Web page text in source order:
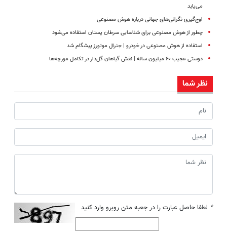
می‌یابد
اوج‌گیری نگرانی‌های جهانی درباره هوش ‌مصنوعی
چطور از هوش مصنوعی برای شناسایی سرطان پستان استفاده می‌شود
استفاده از هوش مصنوعی در خودرو | جنرال موتورز پیشگام شد
دوستی عجیب ۶۰ میلیون ساله | نقش گیاهان گل‌دار در تکامل مورچه‌ها
نظر شما
* لطفا حاصل عبارت را در جعبه متن روبرو وارد کنید